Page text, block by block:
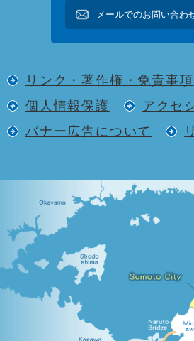
メールでのお問い合わ
リンク・著作権・免責事項
個人情報保護
アクセ
バナー広告について